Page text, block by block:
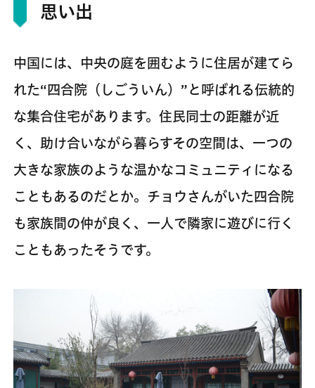
思い出
中国には、中央の庭を囲むように住居が建てら
れた“四合院（しごういん）”と呼ばれる伝統的
な集合住宅があります。住民同士の距離が近
く、助け合いながら暮らすその空間は、一つの
大きな家族のような温かなコミュニティになる
こともあるのだとか。チョウさんがいた四合院
も家族間の仲が良く、一人で隣家に遊びに行く
こともあったそうです。